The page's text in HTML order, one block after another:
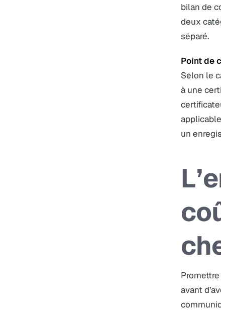
bilan de
deux
séparé.
Point de
Selon le
à une
applicable.
un
Promettre
avant